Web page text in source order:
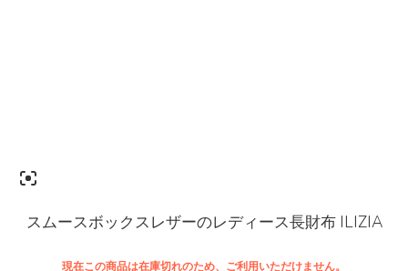
スムースボックスレザーのレディース長財布 ILIZIA
現在この商品は在庫切れのため、ご利用いただけません。